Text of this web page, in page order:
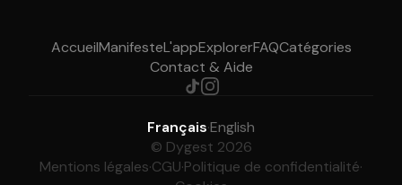
AccueilManifesteL'appExplorerFAQCatégories
Contact & Aide
Français·English
© Dygest 2026
Mentions légales·CGU·Politique de confidentialité·